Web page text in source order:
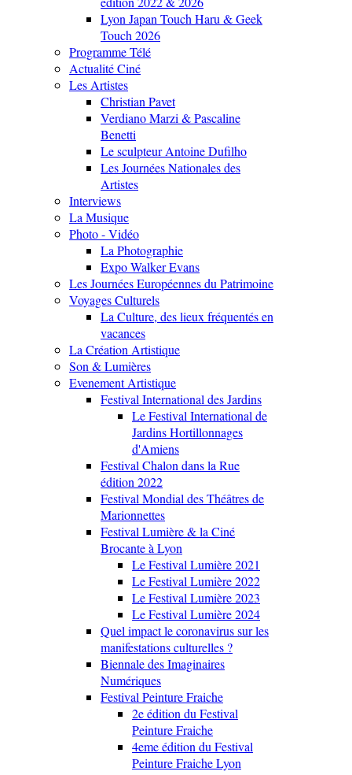
Lyon Japan Touch Haru & Geek
Touch 2026
Programme Télé
Actualité Ciné
Les Artistes
Christian Pavet
Verdiano Marzi & Pascaline
Benetti
Le sculpteur Antoine Dufilho
Les Journées Nationales des
Artistes
Interviews
La Musique
Photo - Vidéo
La Photographie
Expo Walker Evans
Les Journées Européennes du Patrimoine
Voyages Culturels
La Culture, des lieux fréquentés en
vacances
La Création Artistique
Son & Lumières
Evenement Artistique
Festival International des Jardins
Le Festival International de
Jardins Hortillonnages
d'Amiens
Festival Chalon dans la Rue
édition 2022
Festival Mondial des Théâtres de
Marionnettes
Festival Lumière & la Ciné
Brocante à Lyon
Le Festival Lumière 2021
Le Festival Lumière 2022
Le Festival Lumière 2023
Le Festival Lumière 2024
Quel impact le coronavirus sur les
manifestations culturelles ?
Biennale des Imaginaires
Numériques
Festival Peinture Fraiche
2e édition du Festival
Peinture Fraiche
4eme édition du Festival
Peinture Fraiche Lyon